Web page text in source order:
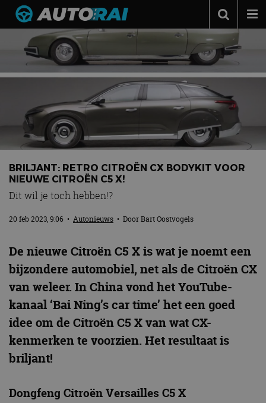
Autonieuws
Podcast
Automerken
Adverteren
Contact
MotorRAI.nl
BRILJANT: RETRO CITROËN CX BODYKIT VOOR
NIEUWE CITROËN C5 X!
Dit wil je toch hebben!?
20 feb 2023, 9:06 • Autonieuws • DoorBart Oostvogels
De nieuwe Citroën C5 X is wat je noemt een
bijzondere automobiel, net als de Citroën CX
van weleer. In China vond het YouTube-
kanaal ‘Bai Ning’s car time’ het een goed
idee om de Citroën C5 X van wat CX-
kenmerken te voorzien. Het resultaat is
briljant!
Dongfeng Citroën Versailles C5 X